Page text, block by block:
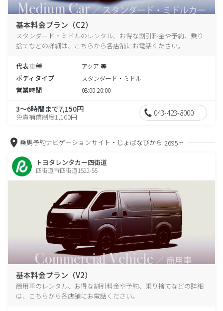
基本料金プラン（C2）
スタンダード・ミドルのレンタル、お得な割引料金や予約、乗り
捨てなどの詳細は、こちらから各店舗にお電話ください。
代表車種 アクア 等
ボディタイプ スタンダード・ミドル
営業時間 08:00-20:00
3～6時間まで7,150円
免責補償制度1,100円 043-423-8000
乗馬予約ナビゲーションサイト・じょばなびから 2695m
トヨタレンタカー四街道
四街道市四街道1522-55
基本料金プラン（V2）
商用車のレンタル、お得な割引料金や予約、乗り捨てなどの詳細
は、こちらから各店舗にお電話ください。